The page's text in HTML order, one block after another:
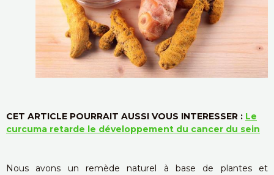
CET ARTICLE POURRAIT AUSSI VOUS INTERESSER : Le
curcuma retarde le développement du cancer du sein
Nous avons un remède naturel à base de plantes et